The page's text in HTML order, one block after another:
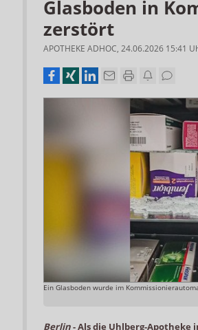
Glasboden in
zerstört
APOTHEKE ADHOC, 24.06.2026 15:41
Ein Glasboden wurde im
Berlin-Als die Uhlberg-Apotheke